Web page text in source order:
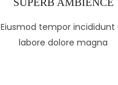
Eiusmod tempor incididunt
labore dolore magna